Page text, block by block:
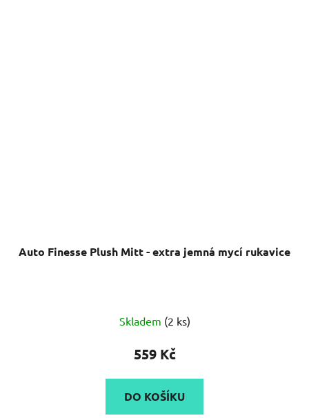
Auto Finesse Plush Mitt - extra jemná mycí rukavice
hodnocení
produktu
5,0
z
Skladem (2 ks)
559 Kč
DO KOŠÍKU